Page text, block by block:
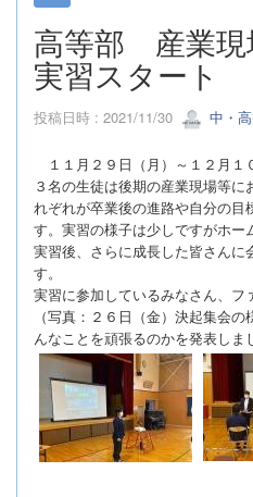
高等部 産業現
実習スタート
投稿日時 : 2021/11/30 中・
１１月２９日（月）～１２月１
３名の生徒は後期の産業現場等
れぞれが卒業後の進路や自分の目
す。 実習の様子は少しですがホー
実習後、さらに成長した皆さんに
す。
実習に参加しているみなさん、フ
（写真：２６日（金）決起集会
んなことを頑張るのかを発表しま